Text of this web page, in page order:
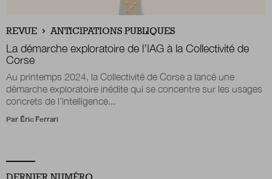
Boutique
Qui sommes-nous ?
Newsletter
REVUE ANTICIPATIONS PUBLIQUES
La démarche exploratoire de l’IAG à la Collectivité de
Corse
Au printemps 2024, la Collectivité de Corse a lancé une
démarche exploratoire inédite qui se concentre sur les usages
concrets de l’intelligence...
Par Éric Ferrari